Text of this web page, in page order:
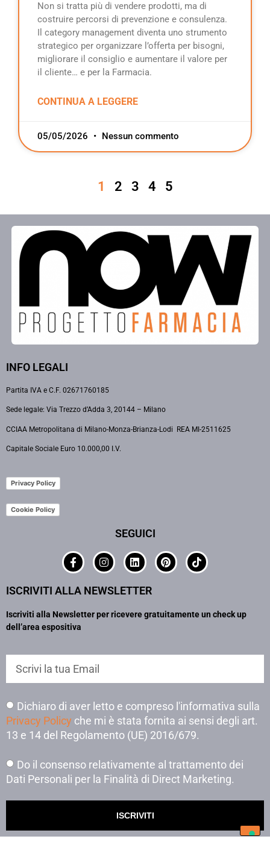
Non si tratta più di vendere prodotti, ma di
costruire percorsi di prevenzione e consulenza.
Il category management diventa uno strumento
strategico per organizzare l’offerta per bisogni,
migliorare il consiglio e aumentare il valore per
il cliente… e per la Farmacia.
CONTINUA A LEGGERE
05/05/2026 Nessun commento
1 2 3 4 5
INFO LEGALI
Partita IVA e C.F. 02671760185
Sede legale: Via Trezzo d’Adda 3, 20144 – Milano
CCIAA Metropolitana di Milano-Monza-Brianza-Lodi REA MI-2511625
Capitale Sociale Euro 10.000,00 I.V.
Privacy Policy
Cookie Policy
SEGUICI
ISCRIVITI ALLA NEWSLETTER
Iscriviti alla Newsletter per ricevere gratuitamente un check up
dell’area espositiva
Dichiaro di aver letto e compreso l'informativa sulla
Privacy Policy che mi è stata fornita ai sensi degli art.
13 e 14 del Regolamento (UE) 2016/679.
Do il consenso relativamente al trattamento dei
Dati Personali per la Finalità di Direct Marketing.
ISCRIVITI